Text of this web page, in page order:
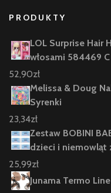
PRODUKTY
LOL Surprise Hair
włosami 584469 C
52,90zł
Melissa & Doug
Syrenki
23,34zł
Zestaw BOBINI
dzieci i niemowląt
25,99zł
Junama Termo